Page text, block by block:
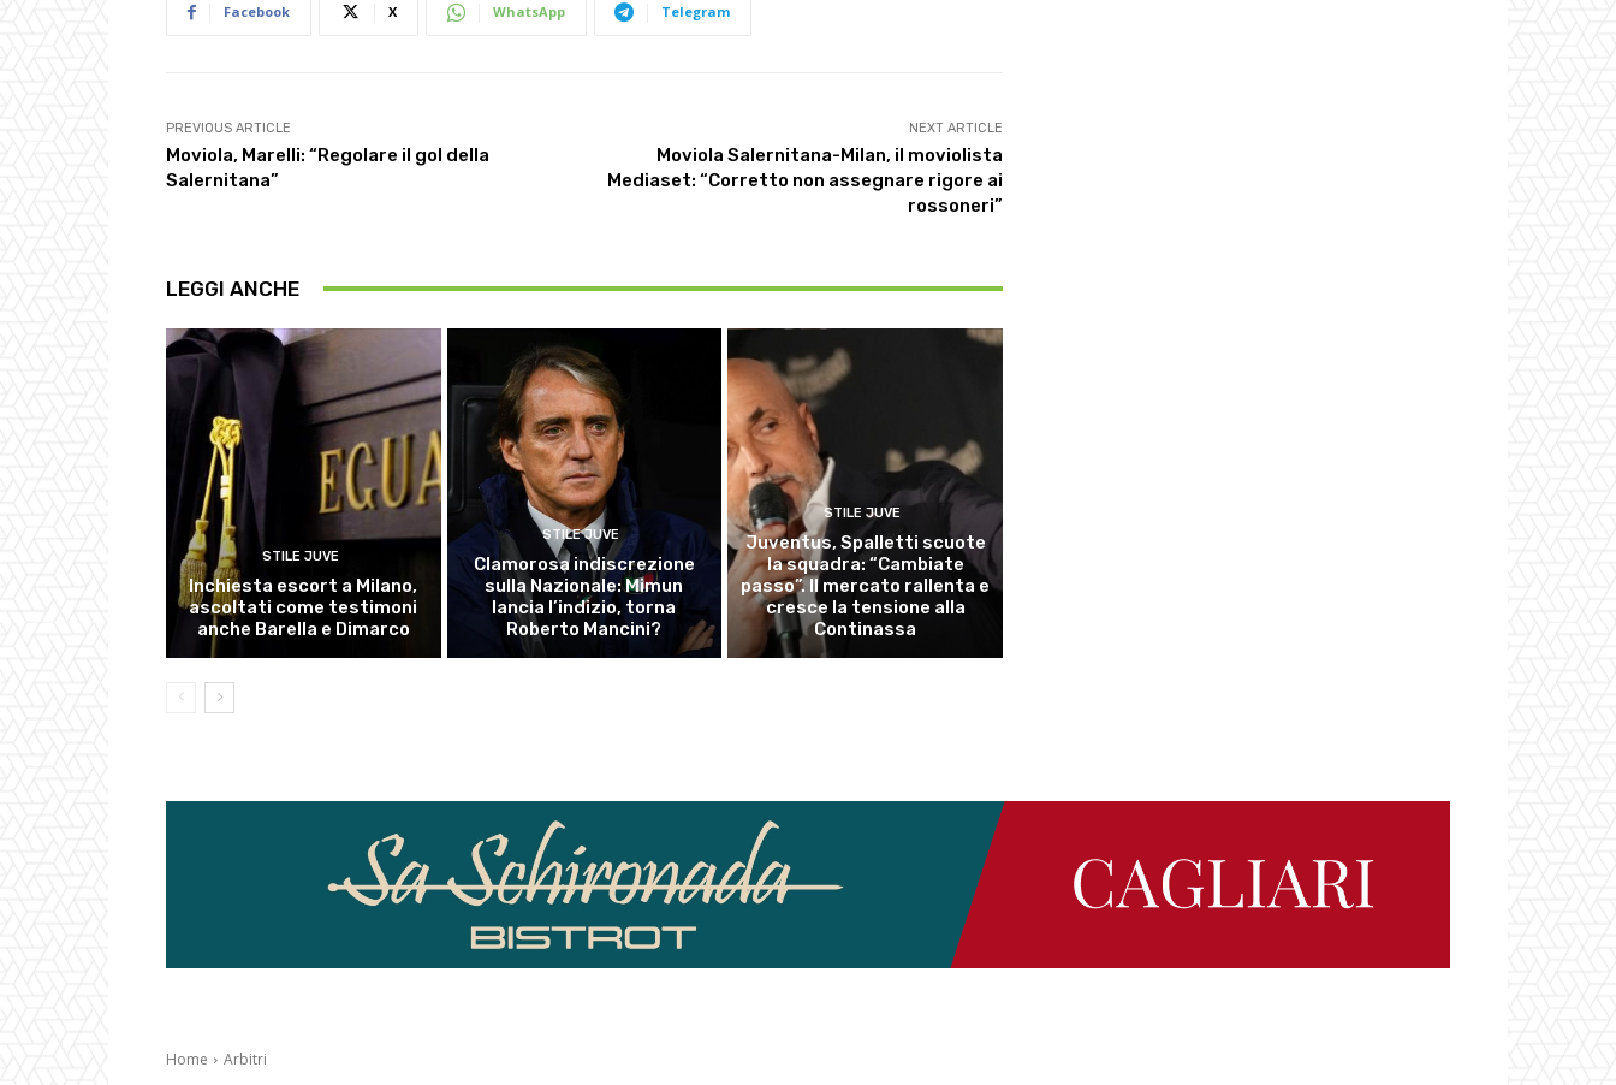
Facebook X WhatsApp Telegram
PREVIOUS ARTICLE
Moviola, Marelli: “Regolare il gol della
Salernitana”
NEXT ARTICLE
Moviola Salernitana-Milan, il moviolista
Mediaset: “Corretto non assegnare rigore ai
rossoneri”
LEGGI ANCHE
STILE JUVE
Inchiesta escort a Milano,
ascoltati come testimoni
anche Barella e Dimarco
STILE JUVE
Clamorosa indiscrezione
sulla Nazionale: Mimun
lancia l’indizio, torna
Roberto Mancini?
STILE JUVE
Juventus, Spalletti scuote
la squadra: “Cambiate
passo”. Il mercato rallenta e
cresce la tensione alla
Continassa